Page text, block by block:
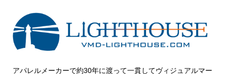
アパレルメーカーで約30年に渡って一貫してヴィジュアルマー